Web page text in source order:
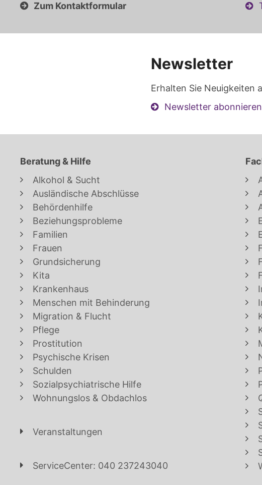
Zum Kontaktformular
Newsletter
Erhalten Sie Neuigkeiten
Newsletter abonnieren
Beratung & Hilfe
Alkohol & Sucht
Ausländische Abschlüsse
Behördenhilfe
Beziehungsprobleme
Familien
Frauen
Grundsicherung
Kita
Krankenhaus
Menschen mit Behinderung
Migration & Flucht
Pflege
Prostitution
Psychische Krisen
Schulden
Sozialpsychiatrische Hilfe
Wohnungslos & Obdachlos
Veranstaltungen
ServiceCenter: 040 237243040